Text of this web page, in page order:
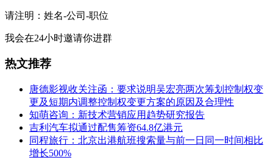
请注明：姓名-公司-职位
我会在24小时邀请你进群
热文推荐
唐德影视收关注函：要求说明吴宏亮两次筹划控制权变
更及短期内调整控制权变更方案的原因及合理性
知萌咨询：新技术营销应用趋势研究报告
吉利汽车拟通过配售筹资64.8亿港元
同程旅行：北京出港航班搜索量与前一日同一时间相比
增长500%